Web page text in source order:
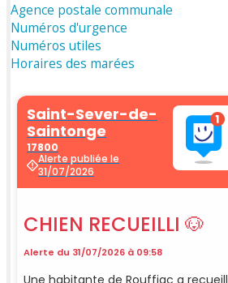
Agence postale communale
Numéros d'urgence
Numéros utiles
Horaires des marées